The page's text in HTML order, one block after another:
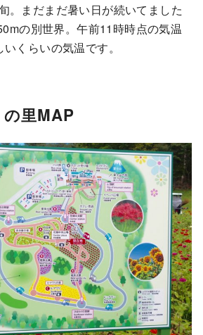
。まだまだ暑い日が続いてました
の別世界。午前11時時点の気温
くらいの気温です。
里MAP